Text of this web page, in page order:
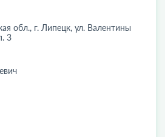
обл., г. Липецк, ул. Валентины
3